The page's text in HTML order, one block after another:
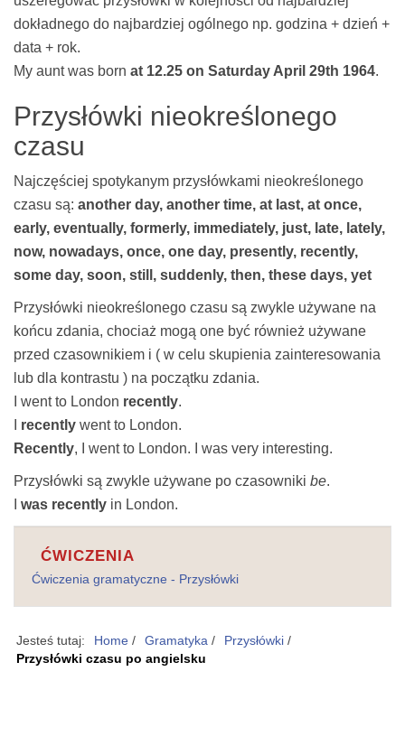
dokładnego do najbardziej ogólnego np. godzina + dzień +
data + rok.
My aunt was born at 12.25 on Saturday April 29th 1964.
Przysłówki nieokreślonego
czasu
Najczęściej spotykanym przysłówkami nieokreślonego
czasu są: another day, another time, at last, at once,
early, eventually, formerly, immediately, just, late, lately,
now, nowadays, once, one day, presently, recently,
some day, soon, still, suddenly, then, these days, yet
Przysłówki nieokreślonego czasu są zwykle używane na
końcu zdania, chociaż mogą one być również używane
przed czasownikiem i ( w celu skupienia zainteresowania
lub dla kontrastu ) na początku zdania.
I went to London recently.
recently went to London.
Recently, I went to London. I was very interesting.
Przysłówki są zwykle używane po czasowniki be.
was recently in London.
ĆWICZENIA
Ćwiczenia gramatyczne - Przysłówki
Jesteś tutaj: Home / Gramatyka / Przysłówki /
Przysłówki czasu po angielsku